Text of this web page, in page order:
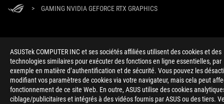
ASUSTek COMPUTER INC et ses sociétés affiliées utilisent des cookies et des
technologies similaires pour exécuter des fonctions en ligne essentielles, par
exemple en matière d’authentification et de sécurité. Vous pouvez les
modifiant vos paramètres de cookies via votre navigateur, mais cela peut
fonctionnement de ce site Web. En outre, ASUS utilise des cookies
ciblage/publicitaires et intégrés à des vidéos fournis par ASUS ou des tiers.
> GAMING NVIDIA GEFORCE RTX GRAPHICS
OBTENEZ LES DERNIÈRES OFFRES ET PLUS ENCORE
INSCRIPTION
À PROPOS DE ROG